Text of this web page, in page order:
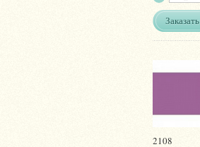
Заказать
2108